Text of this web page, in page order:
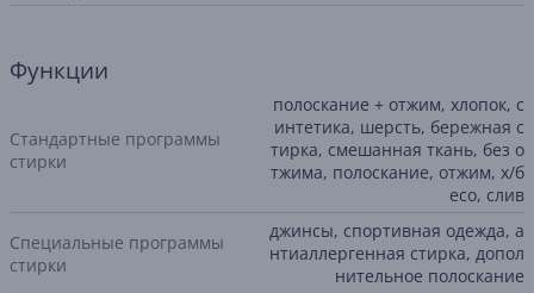
Функции
Стандартные программы
стирки
полоскание + отжим, хлопок, с
интетика, шерсть, бережная с
тирка, смешанная ткань, без о
тжима, полоскание, отжим, х/б
eco, слив
Специальные программы
стирки
джинсы, спортивная одежда, а
нтиаллергенная стирка, допол
нительное полоскание